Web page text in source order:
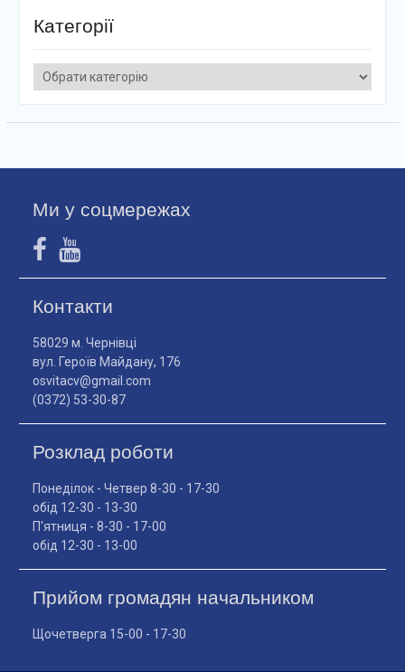
Категорії
Категорії
Ми у соцмережах
Контакти
58029 м. Чернівці
вул. Героїв Майдану, 176
osvitacv@gmail.com
(0372) 53-30-87
Розклад роботи
Понеділок - Четвер 8-30 - 17-30
обід 12-30 - 13-30
П'ятниця - 8-30 - 17-00
обід 12-30 - 13-00
Прийом громадян начальником
Щочетверга 15-00 - 17-30